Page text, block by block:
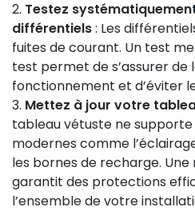
Testez
différentiels: Les
fuites de courant. Un test
test permet de s’assurer de
fonctionnement et d’éviter
Mettez à jour votre
tableau vétuste ne
modernes comme
les bornes de recharge.
garantit des protections
l’ensemble de votre